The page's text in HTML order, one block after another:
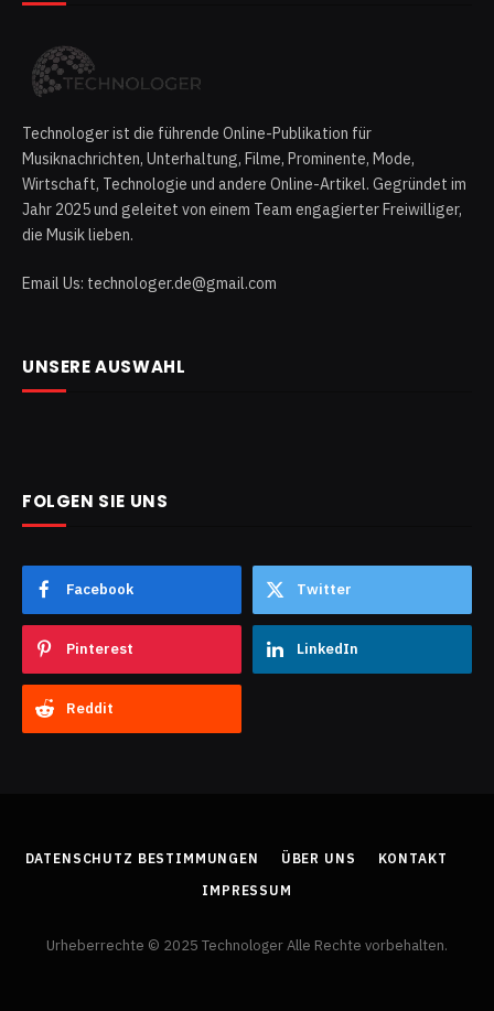
Technologer ist die führende Online-Publikation für
Musiknachrichten, Unterhaltung, Filme, Prominente, Mode,
Wirtschaft, Technologie und andere Online-Artikel. Gegründet im
Jahr 2025 und geleitet von einem Team engagierter Freiwilliger,
die Musik lieben.
Email Us: technologer.de@gmail.com
UNSERE AUSWAHL
FOLGEN SIE UNS
Facebook Twitter
Pinterest LinkedIn
Reddit
DATENSCHUTZ BESTIMMUNGEN ÜBER UNS
KONTAKT
IMPRESSUM
Urheberrechte © 2025 Technologer Alle Rechte vorbehalten.